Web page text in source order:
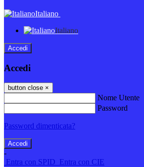
Italiano
Italiano
Accedi
Accedi
button close ×
Nome Utente
Password
Password dimenticata?
-
Entra con SPID Entra con CIE